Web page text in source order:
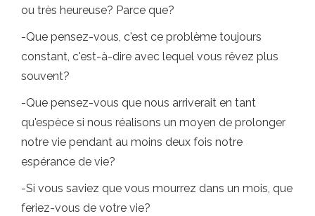
ou très heureuse? Parce que?
-Que pensez-vous, c'est ce problème toujours
constant, c'est-à-dire avec lequel vous rêvez plus
souvent?
-Que pensez-vous que nous arriverait en tant
qu'espèce si nous réalisons un moyen de prolonger
notre vie pendant au moins deux fois notre
espérance de vie?
-Si vous saviez que vous mourrez dans un mois, que
feriez-vous de votre vie?